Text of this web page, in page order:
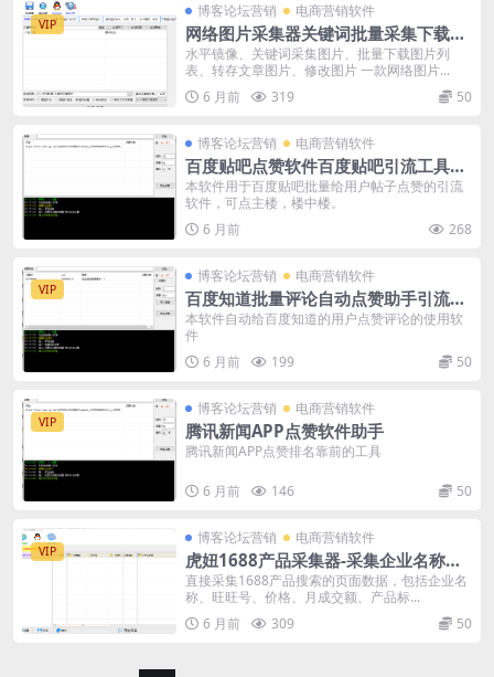
VIP
博客论坛营销 电商营销软件
网络图片采集器关键词批量采集下载网
络图片采集软件
水平镜像、关键词采集图片、批量下载图片列
表、转存文章图片、修改图片 一款网络图片...
6 月前
319 50
博客论坛营销 电商营销软件
百度贴吧点赞软件百度贴吧引流工具协
议软件
本软件用于百度贴吧批量给用户帖子点赞的引流
软件，可点主楼，楼中楼。
6 月前
268
VIP
博客论坛营销 电商营销软件
百度知道批量评论自动点赞助手引流软
件
本软件自动给百度知道的用户点赞评论的使用软
件
6 月前
199 50
VIP
博客论坛营销 电商营销软件
腾讯新闻APP点赞软件助手
腾讯新闻APP点赞排名靠前的工具
6 月前 146 50
VIP
博客论坛营销 电商营销软件
虎妞1688产品采集器-采集企业名称、
旺旺号、价格、月成交额、产品标题、
产品网址、货描、响应、发货、经营模
式、供应等级、供应产品、满意度
直接采集1688产品搜索的页面数据，包括企业名
称、旺旺号、价格、月成交额、产品标...
6 月前
309 50